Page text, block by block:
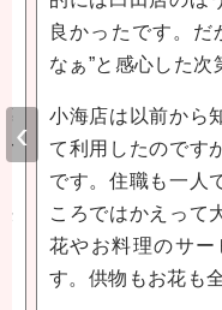
良かったです。だ
なぁ”と感心した次
小海店は以前から
て利用したのです
です。住職も一人
ころではかえって
花やお料理のサ
す。供物もお花も
‹